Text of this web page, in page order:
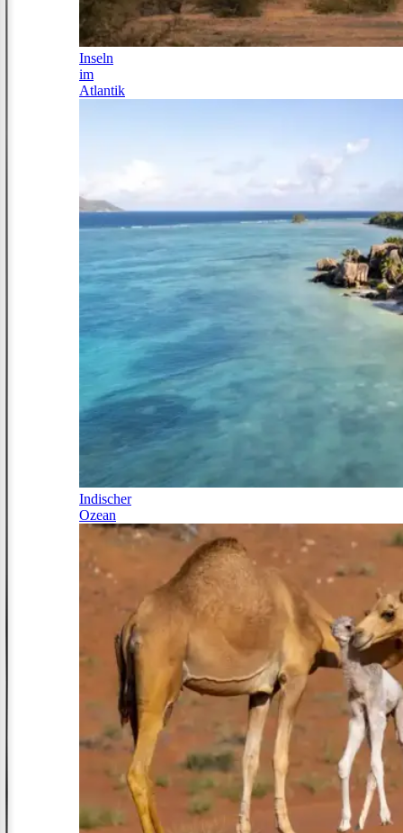
Inseln
im
Atlantik
Indischer
Ozean